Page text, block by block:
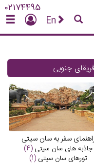
02174495
En
جنوبی
سفر به سان سیتی
جاذبه های سان سیتی (4)
تورهای سان سیتی (1)